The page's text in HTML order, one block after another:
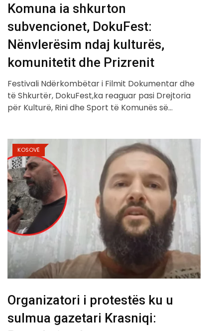
Komuna ia shkurton
subvencionet, DokuFest:
Nënvlerësim ndaj kulturës,
komunitetit dhe Prizrenit
Festivali Ndërkombëtar i Filmit Dokumentar dhe
të Shkurtër, DokuFest,ka reaguar pasi Drejtoria
për Kulturë, Rini dhe Sport të Komunës së…
KOSOVË
Organizatori i protestës ku u
sulmua gazetari Krasniqi: